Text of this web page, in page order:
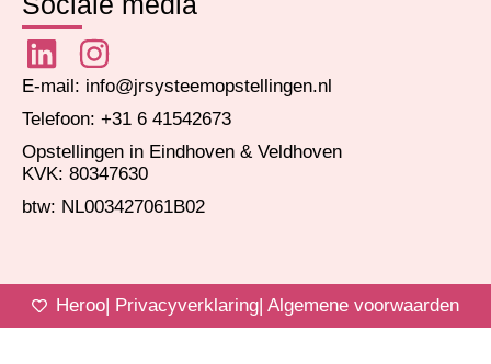
E-mail: info@jrsysteemopstellingen.nl
Telefoon: +31 6 41542673
Opstellingen in Eindhoven & Veldhoven
KVK: 80347630
btw: NL003427061B02
Heroo| Privacyverklaring| Algemene voorwaarden